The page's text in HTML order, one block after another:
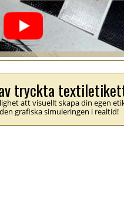
tryckta
att visuellt skapa din egen
grafiska simuleringen i realtid!